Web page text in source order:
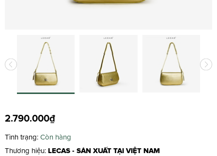
2.790.000₫
Tình trạng: Còn hàng
Thương hiệu: LECAS - SẢN XUẤT TẠI VIỆT NAM